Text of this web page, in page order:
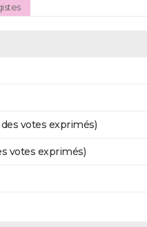
votes exprimés)
votes exprimés)